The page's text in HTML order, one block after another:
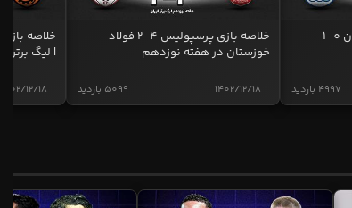
خلاصه بازی استقلال خوزستان 0-1
4997 بازدید
خلاصه بازی پرسپولیس 4-2 فولاد
خوزستان در هفته نوزدهم
5099 بازدید 1402/12/18
| لیگ برتر
1402/12/18